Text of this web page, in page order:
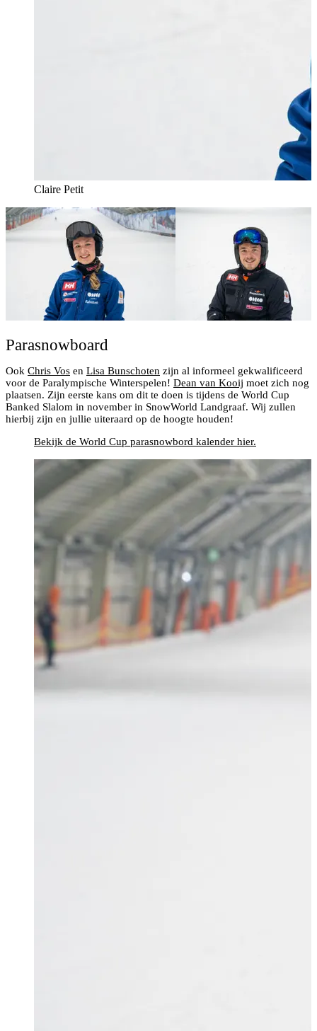
Claire Petit
Parasnowboard
Ook Chris Vos en Lisa Bunschoten zijn al informeel gekwalificeerd
voor de Paralympische Winterspelen! Dean van Kooij moet zich nog
plaatsen. Zijn eerste kans om dit te doen is tijdens de World Cup
Banked Slalom in november in SnowWorld Landgraaf. Wij zullen
hierbij zijn en jullie uiteraard op de hoogte houden!
Bekijk de World Cup parasnowbord kalender hier.